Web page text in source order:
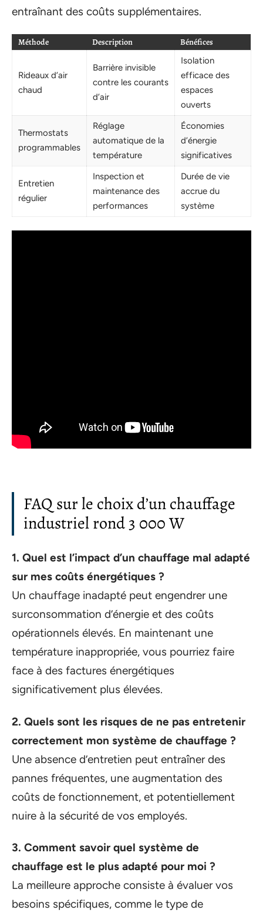
entraînant des coûts supplémentaires.
Méthode Description Bénéfices
Rideaux d’air
chaud
Barrière invisible
contre les courants
d’air
Isolation
efficace des
espaces
ouverts
Thermostats
programmables
Réglage
automatique de la
température
Économies
d’énergie
significatives
Entretien
régulier
Inspection et
maintenance des
performances
Durée de vie
accrue du
système
FAQ sur le choix d’un chauffage
industriel rond 3 000 W
1. Quel est l’impact d’un chauffage mal adapté
sur mes coûts énergétiques ?
Un chauffage inadapté peut engendrer une
surconsommation d’énergie et des coûts
opérationnels élevés. En maintenant une
température inappropriée, vous pourriez faire
face à des factures énergétiques
significativement plus élevées.
2. Quels sont les risques de ne pas entretenir
correctement mon système de chauffage ?
Une absence d’entretien peut entraîner des
pannes fréquentes, une augmentation des
coûts de fonctionnement, et potentiellement
nuire à la sécurité de vos employés.
3. Comment savoir quel système de
chauffage est le plus adapté pour moi ?
La meilleure approche consiste à évaluer vos
besoins spécifiques, comme le type de